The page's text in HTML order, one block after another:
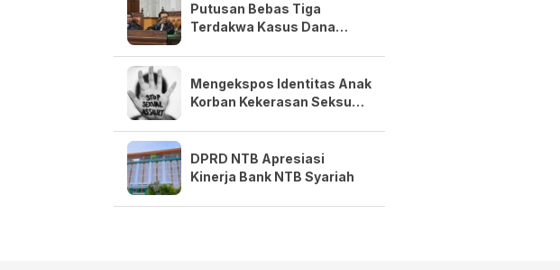
Putusan Bebas Tiga
Terdakwa Kasus Dana
Mengekspos Identitas Anak
Korban Kekerasan Seksual
DPRD NTB Apresiasi
Kinerja Bank NTB Syariah